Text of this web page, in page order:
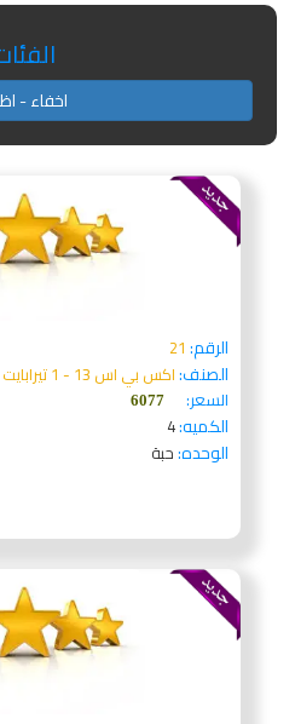
اخفاء -
الرقم: 21
الصنف:اكس بي اس 13 - 1 تيرابايت SSD - انتل كور i7-8550U
السعر:
6077
الكميه:4
الوحده:حبة